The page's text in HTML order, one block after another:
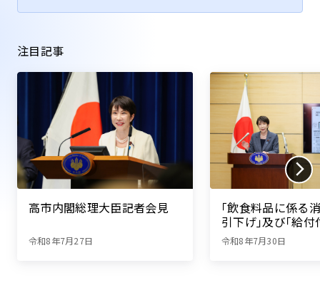
注目記事
高市内閣総理大臣記者会見
令和8年7月27日
｢飲食料品に係る
引下げ｣及び｢給付
除｣についての会見
令和8年7月30日